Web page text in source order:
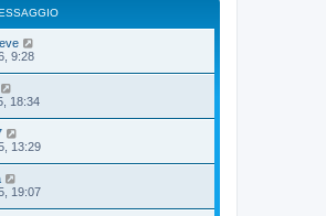
9:28
18:34
13:29
19:07